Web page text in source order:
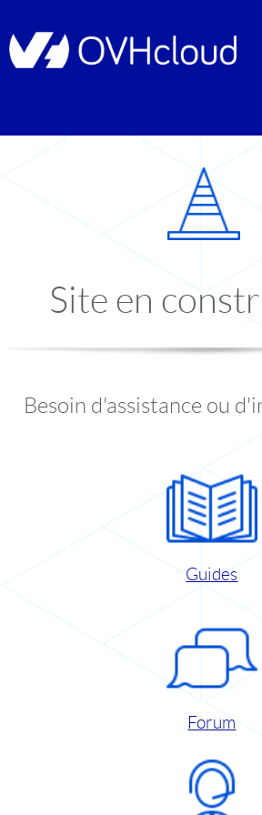
Site en
Besoin d'assistance ou
Guides
Forum